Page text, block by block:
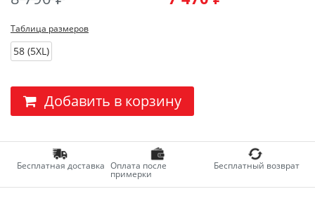
Таблица размеров
58 (5XL)
Добавить в корзину
Бесплатная доставка Оплата после
примерки
Бесплатный возврат